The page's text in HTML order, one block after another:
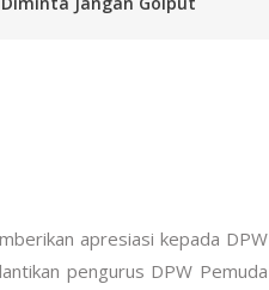
apresiasi kepada DPW
pengurus DPW Pemuda